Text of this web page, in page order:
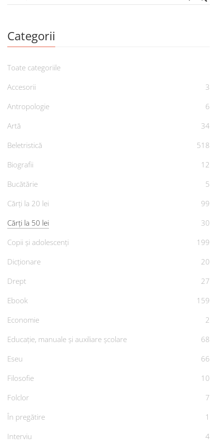
Categorii
Toate categoriile
Accesorii
3
Antropologie
6
Artă
34
Beletristică
518
Biografii
12
Bucătărie
5
Cărți la 20 lei
99
Cărți la 50 lei
30
Copii și adolescenți
199
Dicționare
20
Drept
27
Ebook
159
Economie
2
Educație, manuale și auxiliare școlare
68
Eseu
66
Filosofie
10
Folclor
7
În pregătire
1
Interviu
4